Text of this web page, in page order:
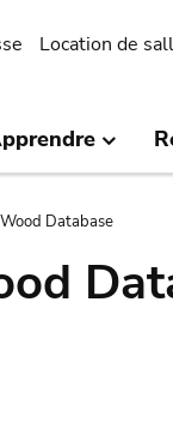
Location de
Database